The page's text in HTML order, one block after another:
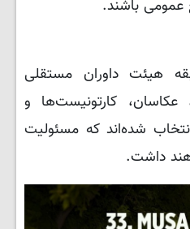
عمومی باشند.
هیئت داوران مستقلی
عکاسان، کارتونیست‌ها و
شده‌اند که مسئولیت
داشت.